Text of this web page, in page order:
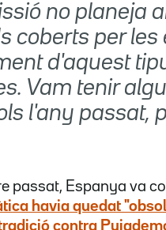
no planeja
coberts per les
d'aquest
Vam tenir
l'any passat,
passat, Espanya va
havia quedat
contra